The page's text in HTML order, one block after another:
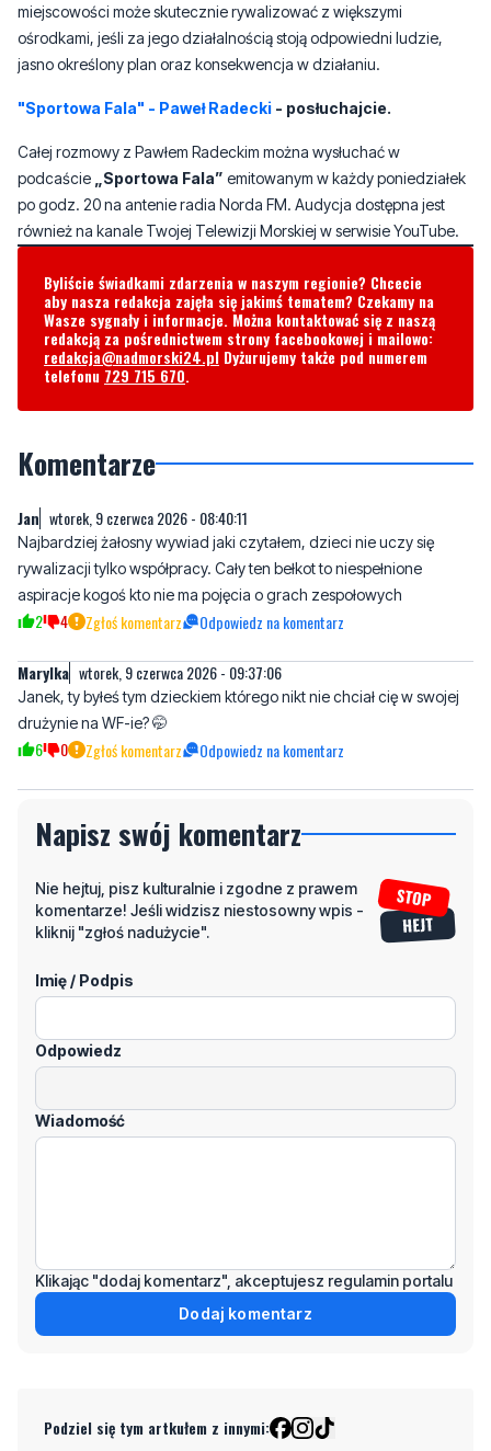
"Sportowa Fala" - Paweł Radecki - posłuchajcie.
Całej rozmowy z Pawłem Radeckim można wysłuchać w
podcaście
„Sportowa Fala”
emitowanym w każdy poniedziałek
również na kanale Twojej Telewizji Morskiej w serwisie YouTube.
Byliście świadkami zdarzenia w naszym regionie? Chcecie
aby nasza redakcja zajęła się jakimś tematem? Czekamy na
Wasze sygnały i informacje. Można kontaktować się z naszą
redakcja@nadmorski24.plDyżurujemy także pod numerem
telefonu729 715 670.
Komentarze
Najbardziej żałosny wywiad jaki czytałem, dzieci nie uczy się
aspiracje kogoś kto nie ma pojęcia o grach zespołowych
2 4 Zgłoś komentarz Odpowiedz na komentarz
Marylka wtorek, 9 czerwca 2026 - 09:37:06
Janek, ty byłeś tym dzieckiem którego nikt nie chciał cię w swojej
6 0 Zgłoś komentarz Odpowiedz na komentarz
Napisz swój komentarz
komentarze! Jeśli widzisz niestosowny wpis -
kliknij "zgłoś nadużycie".
Imię / Podpis
Odpowiedz
Wiadomość